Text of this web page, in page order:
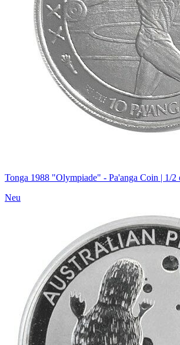
Tonga 1988 "Olympiade" - Pa'anga Coin | 1/2
Neu